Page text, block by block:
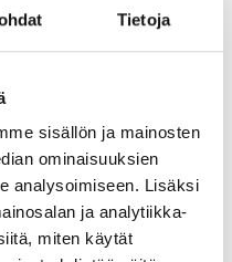
Tietoja
sisällön ja mainosten
ominaisuuksien
analysoimiseen. Lisäksi
ja analytiikka-
miten käytät